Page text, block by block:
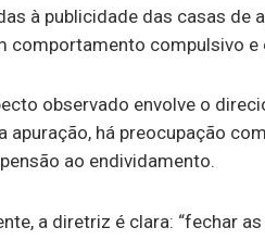
à publicidade das casas de
comportamento compulsivo e
observado envolve o
apuração, há preocupação
ao endividamento.
a diretriz é clara: “fechar